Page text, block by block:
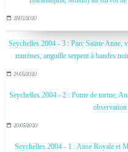
27/02/2020
Seychelles 2004 - 3 : Parc Sainte Anne,
murènes, anguille serpent à bandes
24/05/2020
Seychelles 2004 - 2 : Ponte de tortue,
20/05/2020
Seychelles 2004 - 1 : Anse Royale et